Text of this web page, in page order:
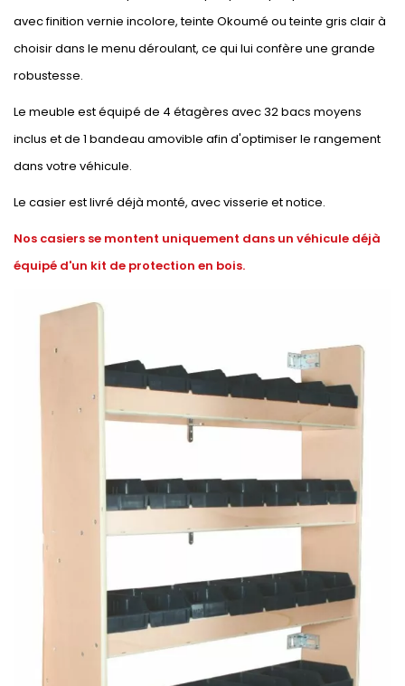
avec finition vernie incolore, teinte Okoumé ou teinte gris clair à
choisir dans le menu déroulant, ce qui lui confère une grande
robustesse.
Le meuble est équipé de 4 étagères avec 32 bacs moyens
inclus et de 1 bandeau amovible afin d'optimiser le rangement
dans votre véhicule.
Le casier est livré déjà monté, avec visserie et notice.
Nos casiers se montent uniquement dans un véhicule déjà
équipé d'un kit de protection en bois.